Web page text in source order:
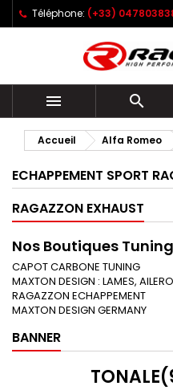
Téléphone: (+33)
 
Accueil Alfa Romeo
ECHAPPEMENT SPORT
RAGAZZON EXHAUST
Nos Boutiques Tuning
CAPOT CARBONE TUNING
MAXTON DESIGN : LAMES,
RAGAZZON ECHAPPEMENT
MAXTON DESIGN GERMANY
BANNER